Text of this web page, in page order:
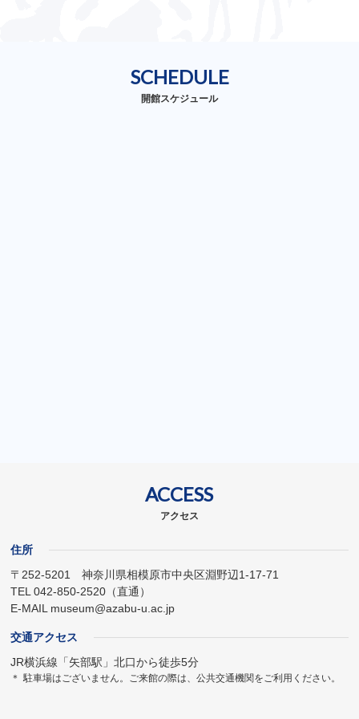
SCHEDULE
開館スケジュール
ACCESS
アクセス
住所
〒252-5201 神奈川県相模原市中央区淵野辺1-17-71
TEL042-850-2520 （直通）
E-MAIL museum@azabu-u.ac.jp
交通アクセス
JR横浜線「矢部駅」北口から徒歩5分
＊ 駐車場はございません。ご来館の際は、公共交通機関をご利用ください。